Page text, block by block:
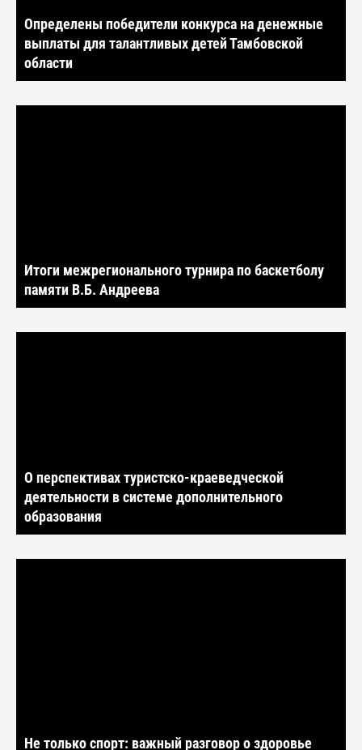
Определены победители конкурса на денежные
выплаты для талантливых детей Тамбовской
области
Итоги межрегионального турнира по баскетболу
памяти В.Б. Андреева
О перспективах туристско-краеведческой
деятельности в системе дополнительного
образования
Не только спорт: важный разговор о здоровье